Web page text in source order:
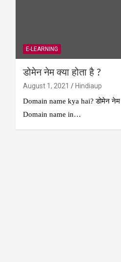
E-LEARNING
डोमेन नेम क्या होता है ?
August 1, 2021
Hindiaup
Domain name kya hai? डोमेन नेम
Domain name in…